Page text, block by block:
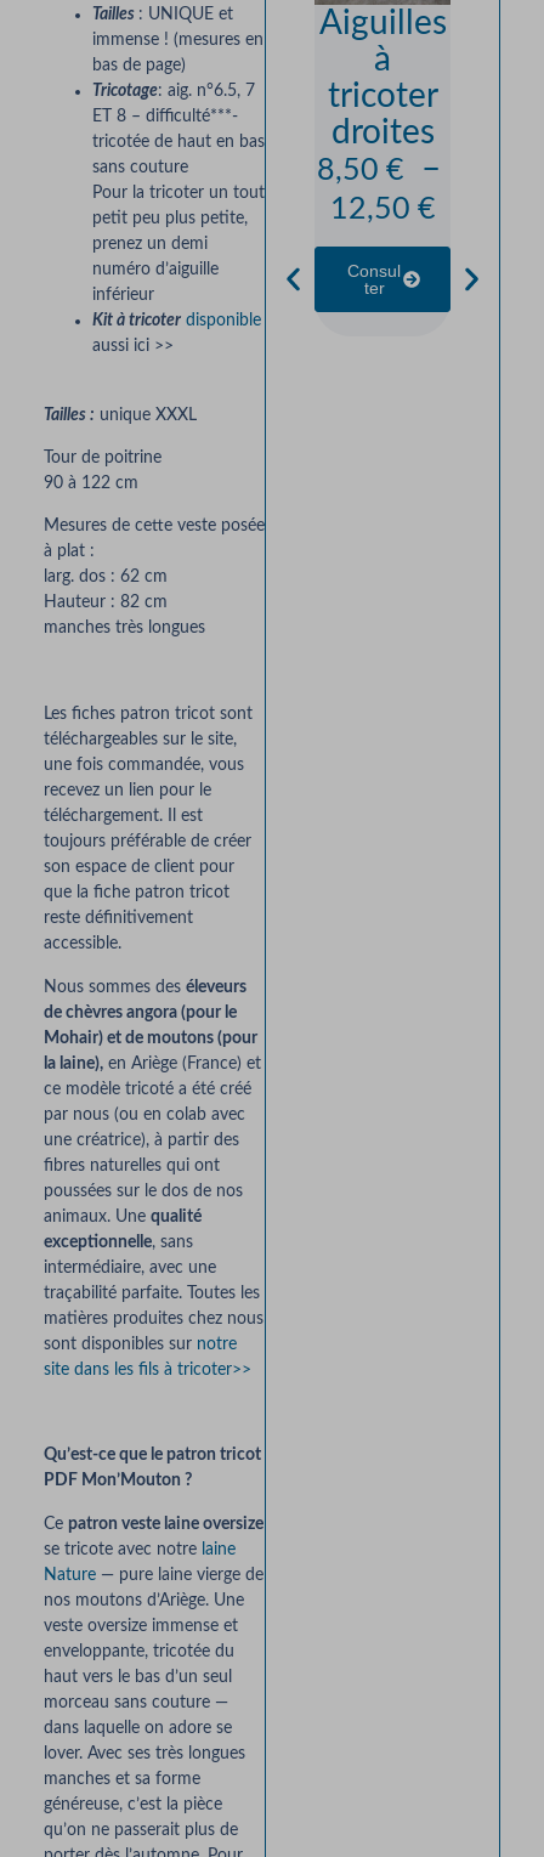
Tailles : UNIQUE et
immense ! (mesures en
bas de page)
Tricotage: aig. n°6.5, 7
ET 8 – difficulté***-
tricotée de haut en bas
sans couture
Pour la tricoter un tout
petit peu plus petite,
prenez un demi
numéro d’aiguille
inférieur
Kit à tricoter disponible
aussi ici >>
Tailles : unique XXXL
Tour de poitrine
90 à 122 cm
Mesures de cette veste posée
à plat :
larg. dos : 62 cm
Hauteur : 82 cm
manches très longues
Les fiches patron tricot sont
téléchargeables sur le site,
une fois commandée, vous
recevez un lien pour le
téléchargement. Il est
toujours préférable de créer
son espace de client pour
que la fiche patron tricot
reste définitivement
accessible.
Nous sommes des éleveurs
de chèvres angora (pour le
Mohair) et de moutons (pour
la laine),en Ariège (France) et
ce modèle tricoté a été créé
par nous (ou en colab avec
une créatrice), à partir des
fibres naturelles qui ont
poussées sur le dos de nos
animaux. Une qualité
exceptionnelle, sans
intermédiaire, avec une
traçabilité parfaite. Toutes les
matières produites chez nous
sont disponibles sur notre
site dans les fils à tricoter>>
Qu’est-ce que le patron tricot
PDF Mon’Mouton ?
Ce patron veste laine oversize
se tricote avec notre laine
Nature— pure laine vierge de
nos moutons d’Ariège. Une
veste oversize immense et
enveloppante, tricotée du
haut vers le bas d’un seul
morceau sans couture —
dans laquelle on adore se
lover. Avec ses très longues
manches et sa forme
généreuse, c’est la pièce
qu’on ne passerait plus de
Aiguilles
à
tricoter
droites
8,50 € –
12,50 €
Consul
Ter